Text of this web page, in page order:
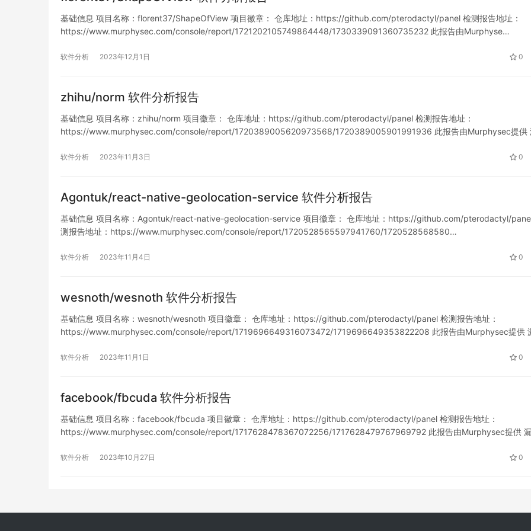
基础信息 项目名称：florent37/ShapeOfView 项目徽章： 仓库地址：https://github.com/pterodactyl/panel 检测报告地址：
https://www.murphysec.com/console/report/1721202105749864448/1730339091360735232 此报告由Murphyse…
软件分析 2023年12月1日 0
zhihu/norm 软件分析报告
基础信息 项目名称：zhihu/norm 项目徽章： 仓库地址：https://github.com/pterodactyl/panel 检测报告地址：
https://www.murphysec.com/console/report/1720389005620973568/1720389005901991936 此报告由Murphysec提供
软件分析 2023年11月3日 0
Agontuk/react-native-geolocation-service 软件分析报告
基础信息 项目名称：Agontuk/react-native-geolocation-service 项目徽章： 仓库地址：https://github.com/pterodactyl/
测报告地址：https://www.murphysec.com/console/report/1720528565597941760/1720528568580…
软件分析 2023年11月4日 0
wesnoth/wesnoth 软件分析报告
基础信息 项目名称：wesnoth/wesnoth 项目徽章： 仓库地址：https://github.com/pterodactyl/panel 检测报告地址：
https://www.murphysec.com/console/report/1719696649316073472/1719696649353822208 此报告由Murphysec提供
软件分析 2023年11月1日 0
facebook/fbcuda 软件分析报告
基础信息 项目名称：facebook/fbcuda 项目徽章： 仓库地址：https://github.com/pterodactyl/panel 检测报告地址：
https://www.murphysec.com/console/report/1717628478367072256/1717628479767969792 此报告由Murphysec提供
软件分析 2023年10月27日 0